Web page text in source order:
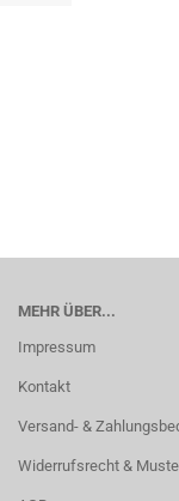
MEHR ÜBER...
Impressum
Kontakt
Versand- &
Widerrufsrecht &